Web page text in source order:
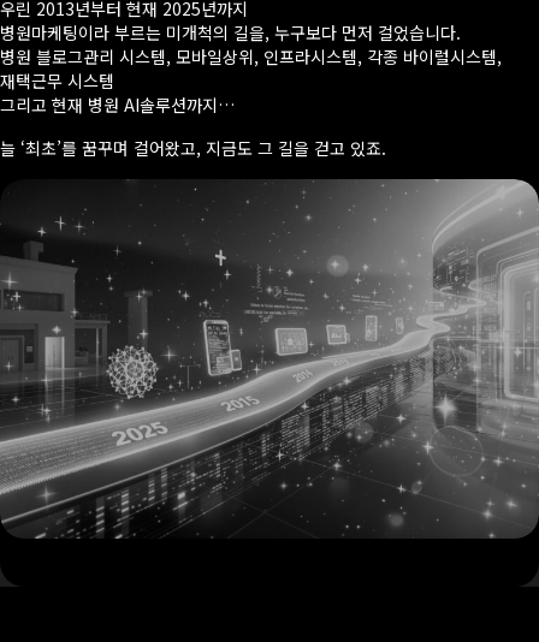
우린 2013년부터 현재 2025년까지
병원마케팅이라 부르는 미개척의 길을, 누구보다 먼저 걸었습니다.
병원 블로그관리 시스템, 모바일상위, 인프라시스템, 각종 바이럴시스템,
재택근무 시스템
그리고 현재 병원 AI솔루션까지…
늘 ‘최초’를 꿈꾸며 걸어왔고, 지금도 그 길을 걷고 있죠.